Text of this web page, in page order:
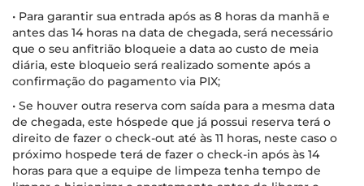
• Para garantir sua entrada após as 8 horas da manhã e
antes das 14 horas na data de chegada, será necessário
que o seu anfitrião bloqueie a data ao custo de meia
diária, este bloqueio será realizado somente após a
confirmação do pagamento via PIX;
• Se houver outra reserva com saída para a mesma data
de chegada, este hóspede que já possui reserva terá o
direito de fazer o check-out até às 11 horas, neste caso o
próximo hospede terá de fazer o check-in após às 14
horas para que a equipe de limpeza tenha tempo de